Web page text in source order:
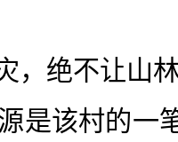
，绝不让山
是该村的一